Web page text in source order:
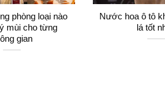
phòng loại nào
mùi cho từng
gian
Nước hoa ô tô
lá tốt